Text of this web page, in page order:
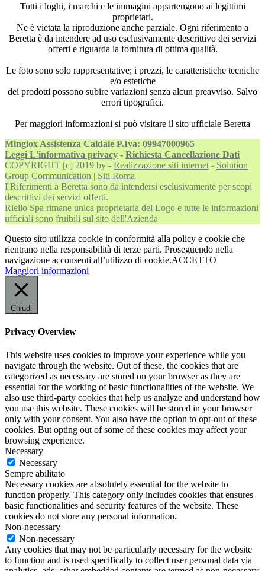
Tutti i loghi, i marchi e le immagini appartengono ai legittimi
proprietari.
Ne è vietata la riproduzione anche parziale. Ogni riferimento a
Beretta è da intendere ad uso esclusivamente descrittivo dei servizi
offerti e riguarda la fornitura di ottima qualità.
Le foto sono solo rappresentative; i prezzi, le caratteristiche tecniche
e/o estetiche
dei prodotti possono subire variazioni senza alcun preavviso. Salvo
errori tipografici.
Per maggiori informazioni si può visitare il sito ufficiale Beretta
Mingiox Assistenza Caldaie P.Iva: 09947000965
Leggi L'informativa privacy - Richiesta Cancellazione Dati
COPYRIGHT [c] 2019 by - Realizzazione siti internet - Solution
Group Communication | Siti Roma
I Riferimenti a Beretta sono da intendersi esclusivamente per scopi
descrittivi dei servizi offerti.
Riello Spa rimane unica proprietaria del Logo e tutte le informazioni
ufficiali sono fruibili sul sito dell'Azienda
Questo sito utilizza cookie in conformità alla policy e cookie che
rientrano nella responsabilità di terze parti. Proseguendo nella
navigazione acconsenti all’utilizzo di cookie.ACCETTO
Maggiori informazioni
Chiudi
Privacy Overview
This website uses cookies to improve your experience while you
navigate through the website. Out of these, the cookies that are
categorized as necessary are stored on your browser as they are
essential for the working of basic functionalities of the website. We
also use third-party cookies that help us analyze and understand how
you use this website. These cookies will be stored in your browser
only with your consent. You also have the option to opt-out of these
cookies. But opting out of some of these cookies may affect your
browsing experience.
Necessary
Necessary
Sempre abilitato
Necessary cookies are absolutely essential for the website to
function properly. This category only includes cookies that ensures
basic functionalities and security features of the website. These
cookies do not store any personal information.
Non-necessary
Non-necessary
Any cookies that may not be particularly necessary for the website
to function and is used specifically to collect user personal data via